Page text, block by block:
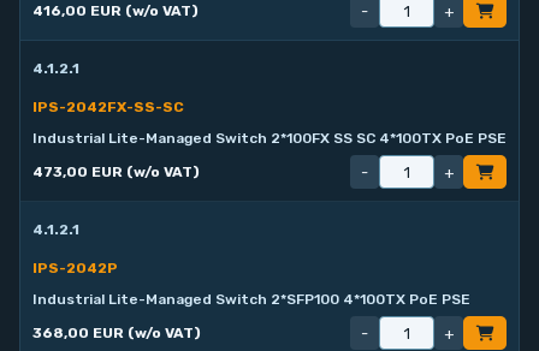
416,00 EUR (w/o VAT)
- +
4.1.2.1
IPS-2042FX-SS-SC
Industrial Lite-Managed Switch 2*100FX SS SC 4*100TX PoE PSE
473,00 EUR (w/o VAT)
- +
4.1.2.1
IPS-2042P
Industrial Lite-Managed Switch 2*SFP100 4*100TX PoE PSE
368,00 EUR (w/o VAT)
- +